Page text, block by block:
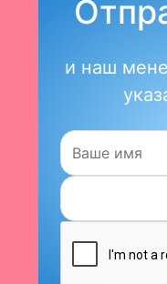
и наш
Имя: